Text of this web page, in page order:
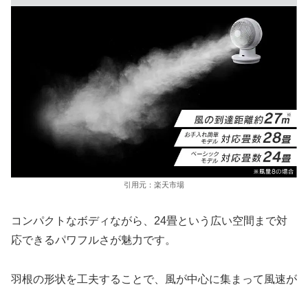
引用元：楽天市場
コンパクトなボディながら、24畳という広い空間まで対
応できるパワフルさが魅力です。
羽根の形状を工夫することで、風が中心に集まって風速が